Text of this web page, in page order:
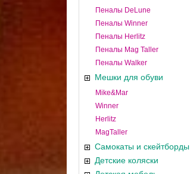
Пеналы DeLune
Пеналы Winner
Пеналы Herlitz
Пеналы Mag Taller
Пеналы Walker
Мешки для обуви
Mike&Mar
Winner
Herlitz
MagTaller
Самокаты и скейтборды
Детские коляски